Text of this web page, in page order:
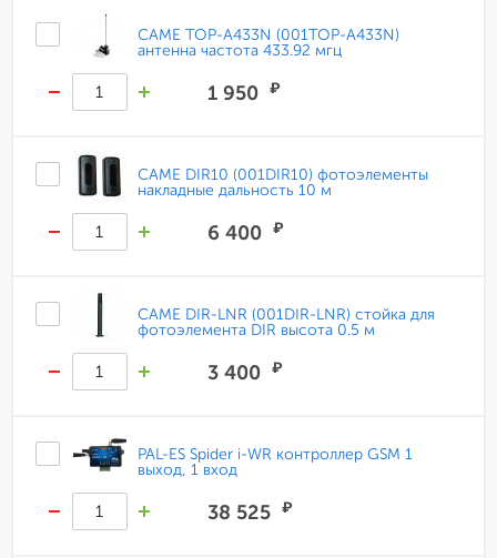
CAME TOP-A433N (001TOP-A433N)
антенна частота 433.92 мгц
1 950 ₽
CAME DIR10 (001DIR10) фотоэлементы
накладные дальность 10 м
6 400 ₽
CAME DIR-LNR (001DIR-LNR) стойка для
фотоэлемента DIR высота 0.5 м
3 400 ₽
PAL-ES Spider i-WR контроллер GSM 1
выход, 1 вход
38 525 ₽